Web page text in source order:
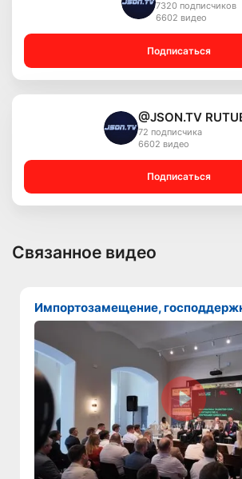
7320 подписчиков
6602 видео
Подписаться
@JSON.TV
72 подписчика
6602 видео
Подписаться
Связанное видео
Импортозамещение,
Смотреть видео